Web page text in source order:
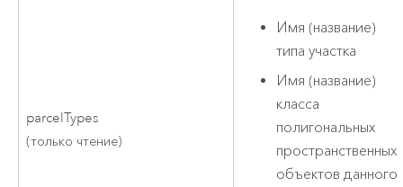
parcelTypes
(только чтение)
Имя (название)
типа участка
Имя (название)
класса
полигональных
пространственных
объектов данного